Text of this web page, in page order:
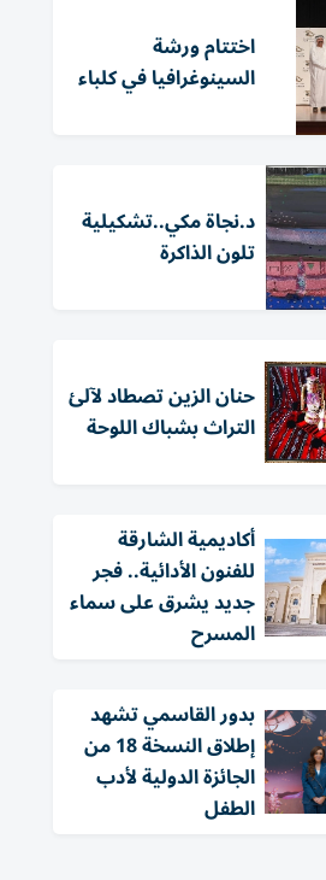
اختتام ورشة
السينوغرافيا في كلباء
د.نجاة مكي..تشكيلية
تلون الذاكرة
حنان الزين تصطاد لآلئ
التراث بشباك اللوحة
أكاديمية الشارقة
للفنون الأدائية.. فجر
جديد يشرق على سماء
المسرح
بدور القاسمي تشهد
إطلاق النسخة 18 من
الجائزة الدولية لأدب
الطفل